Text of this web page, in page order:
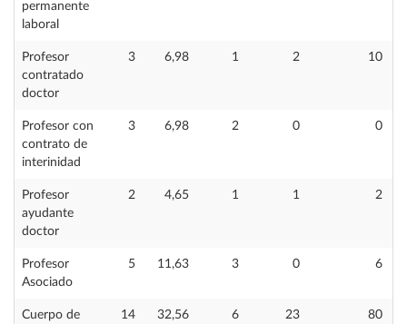
permanente
laboral
Profesor
contratado
doctor
3 6,98 1 2 10
Profesor con
contrato de
interinidad
3 6,98 2 0 0
Profesor
ayudante
doctor
2 4,65 1 1 2
Profesor
Asociado
5 11,63 3 0 6
Cuerpo de
14 32,56 6 23 80